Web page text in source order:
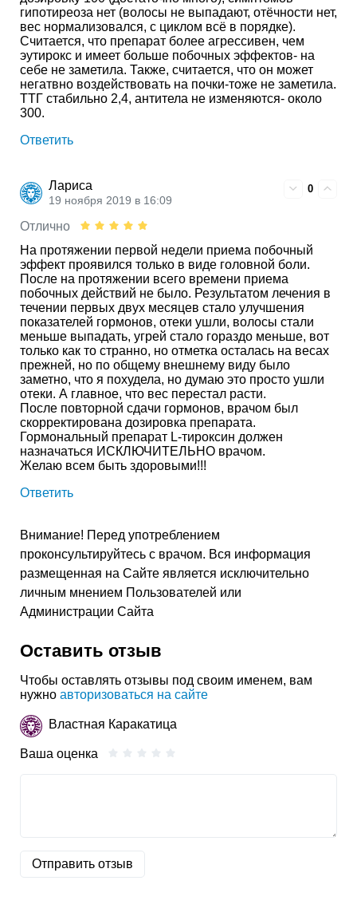
гипотиреоза нет (волосы не выпадают, отёчности нет,
вес нормализовался, с циклом всё в порядке).
Считается, что препарат более агрессивен, чем
эутирокс и имеет больше побочных эффектов- на
себе не заметила. Также, считается, что он может
негатвно воздействовать на почки-тоже не заметила.
ТТГ стабильно 2,4, антитела не изменяются- около
300.
Ответить
Лариса
19 ноября 2019 в 16:09
0
Отлично
На протяжении первой недели приема побочный
эффект проявился только в виде головной боли.
После на протяжении всего времени приема
побочных действий не было. Результатом лечения в
течении первых двух месяцев стало улучшения
показателей гормонов, отеки ушли, волосы стали
меньше выпадать, угрей стало гораздо меньше, вот
только как то странно, но отметка осталась на весах
прежней, но по общему внешнему виду было
заметно, что я похудела, но думаю это просто ушли
отеки. А главное, что вес перестал расти.
После повторной сдачи гормонов, врачом был
скорректирована дозировка препарата.
Гормональный препарат L-тироксин должен
назначаться ИСКЛЮЧИТЕЛЬНО врачом.
Желаю всем быть здоровыми!!!
Ответить
Внимание! Перед употреблением
проконсультируйтесь с врачом. Вся информация
размещенная на Сайте является исключительно
личным мнением Пользователей или
Администрации Сайта
Оставить отзыв
Чтобы оставлять отзывы под своим именем, вам
нужно авторизоваться на сайте
Властная Каракатица
Ваша оценка
Отправить отзыв